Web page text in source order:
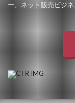
ー、ネット販売ビジ